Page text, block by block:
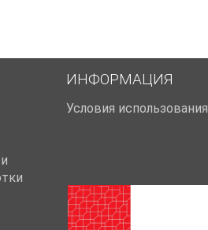
ИНФОРМАЦИЯ
Условия использования